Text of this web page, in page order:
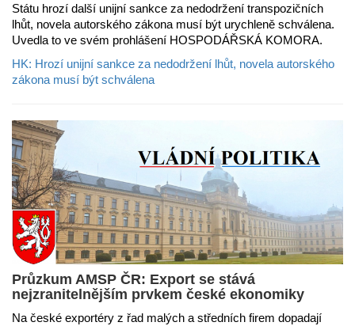
Státu hrozí další unijní sankce za nedodržení transpozičních
lhůt, novela autorského zákona musí být urychleně schválena.
Uvedla to ve svém prohlášení HOSPODÁŘSKÁ KOMORA.
HK: Hrozí unijní sankce za nedodržení lhůt, novela autorského
zákona musí být schválena
Průzkum AMSP ČR: Export se stává
nejzranitelnějším prvkem české ekonomiky
Na české exportéry z řad malých a středních firem dopadají